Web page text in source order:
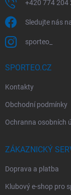
+420 774 204
Sledujte nás
sporteo_
SPORTEO.CZ
Kontakty
Obchodní podmínky
Ochranna osobních
ZÁKAZNICKÝ
Doprava a platba
Klubový e-shop pro